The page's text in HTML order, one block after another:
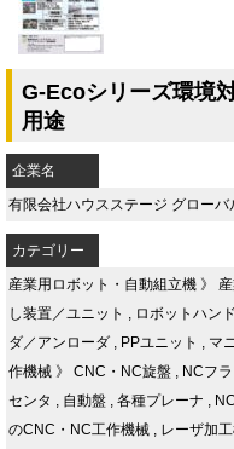
G-Ecoシリーズ環境
用途
企業名
有限会社ハウスステージ グロー
カテゴリー
産業用ロボット・自動組立機 》
し装置／ユニット , ロボットハンド
ダ／アンローダ , PPユニット , マ
作機械 》 CNC・NC旋盤 , NCフ
センタ , 自動盤 , 各種プレーナ ,
のCNC・NC工作機械 , レーザ加